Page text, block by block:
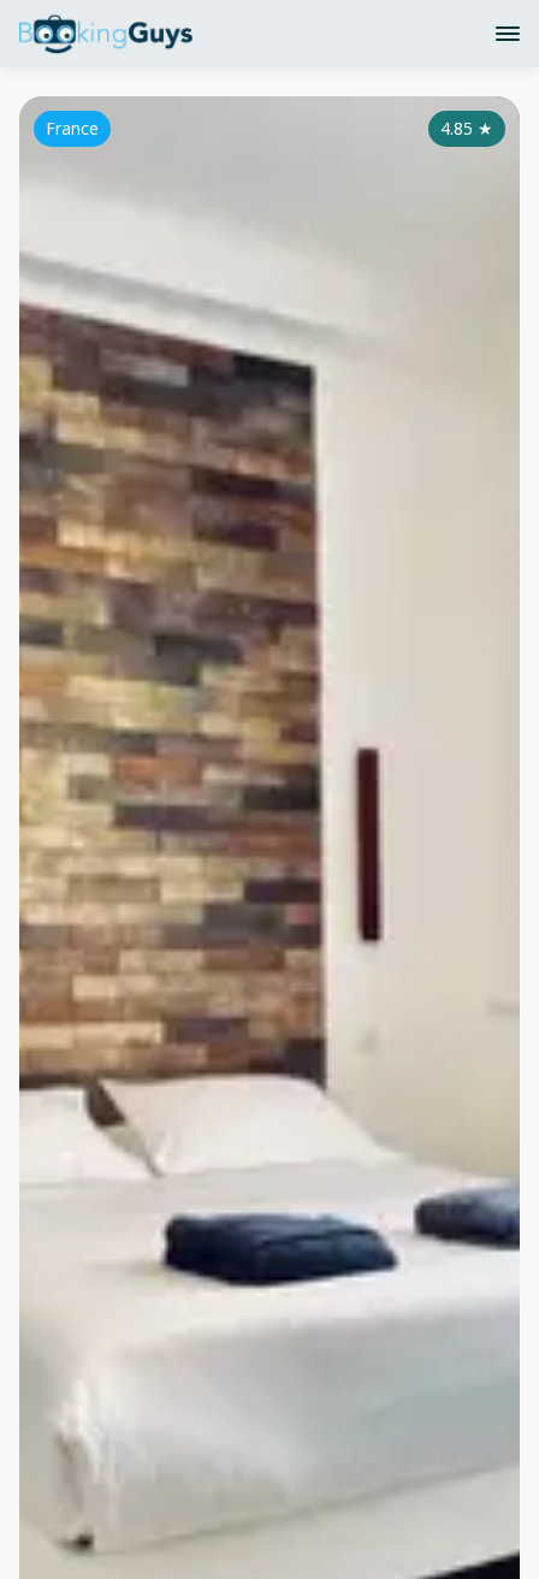
4.85 ★
France